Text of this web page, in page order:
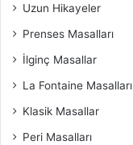
Uzun Hikayeler
Prenses Masalları
İlginç Masallar
La Fontaine Masalları
Klasik Masallar
Peri Masalları